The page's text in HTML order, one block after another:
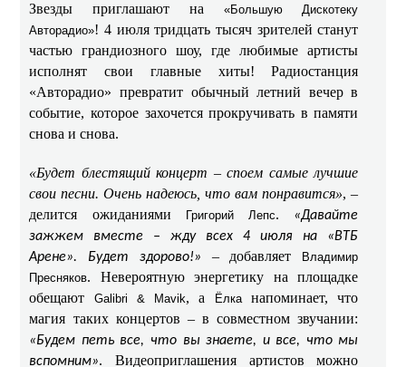
Звезды приглашают на «Большую Дискотеку
Авторадио»! 4 июля тридцать тысяч зрителей станут
частью грандиозного шоу, где любимые артисты
исполнят свои главные хиты! Радиостанция
«Авторадио» превратит обычный летний вечер в
событие, которое захочется прокручивать в памяти
снова и снова.
«Будет блестящий концерт – споем самые лучшие
свои песни. Очень надеюсь, что вам понравится», –
делится ожиданиями
Григорий Лепс. «Давайте
зажжем вместе – жду всех 4 июля на «ВТБ
Арене». Будет здорово!» – добавляет
Владимир
Пресняков. Невероятную энергетику на площадке
обещают Galibri & Mavik, а Ёлканапоминает, что
магия таких концертов – в совместном звучании:
«Будем петь все, что вы знаете, и все, что мы
вспомним». Видеоприглашения артистов можно